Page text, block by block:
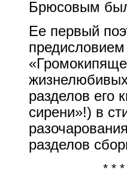
Брюсовым
Ее первый
разделов его
сирени»!) в
разделов
* * *